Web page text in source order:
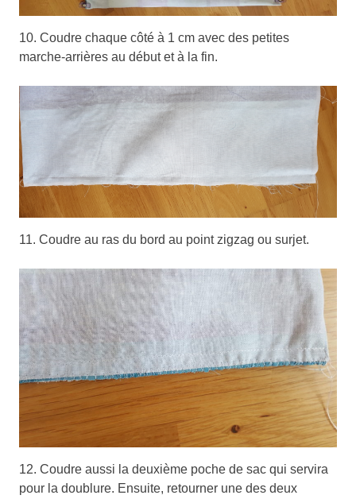
10. Coudre chaque côté à 1 cm avec des petites
marche-arrières au début et à la fin.
11. Coudre au ras du bord au point zigzag ou surjet.
12. Coudre aussi la deuxième poche de sac qui servira
pour la doublure. Ensuite, retourner une des deux